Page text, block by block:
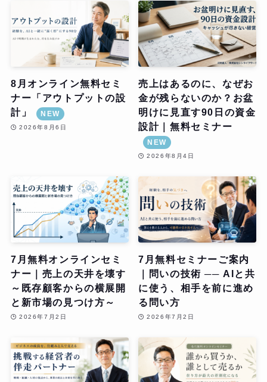
8月オンライン無料セミ
ナー「アウトプットの設
計」
NEW
2026年8月6日
売上はあるのに、なぜお
金が残らないのか？お盆
明けに見直す90日の資金
設計｜無料セミナー
NEW
2026年8月4日
7月無料オンラインセミ
ナー｜売上の天井を壊す
～既存顧客からの横展開
と新市場の見つけ方～
2026年7月2日
7月無料セミナーご案内
｜問いの技術 ── AIと共
に使う、相手を前に進め
る問い方
2026年7月2日